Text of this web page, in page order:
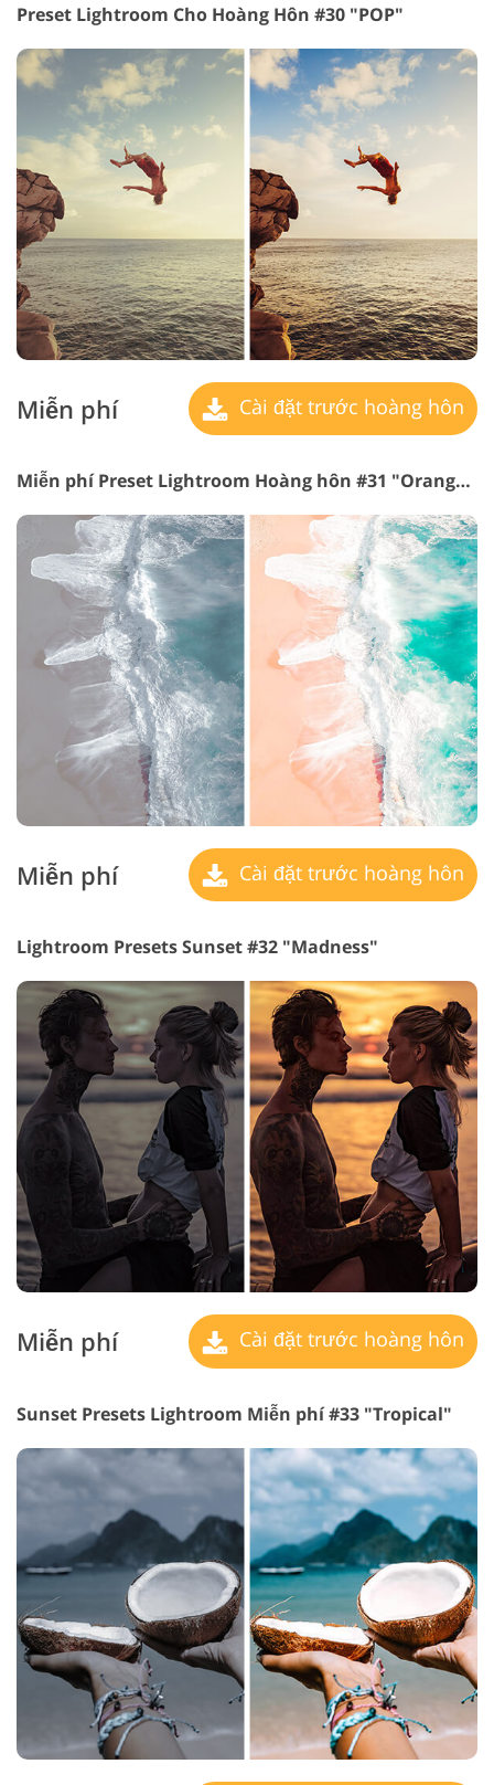
Preset Lightroom Cho Hoàng Hôn #30 "POP"
Miễn phí Cài đặt trước hoàng hôn
Miễn phí Preset Lightroom Hoàng hôn #31 "Orange & Teal"
Miễn phí Cài đặt trước hoàng hôn
Lightroom Presets Sunset #32 "Madness"
Miễn phí Cài đặt trước hoàng hôn
Sunset Presets Lightroom Miễn phí #33 "Tropical"